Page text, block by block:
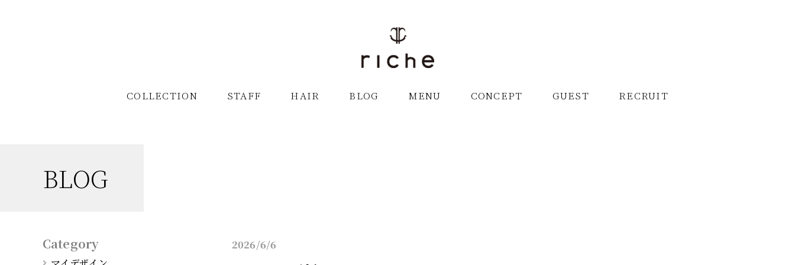
COLLECTION STAFF HAIR BLOG MENU CONCEPT GUEST RECRUIT
COLLECTION STAFF HAIR BLOG MENU CONCEPT GUEST RECRUIT
BLOG
2026/6/6
Category